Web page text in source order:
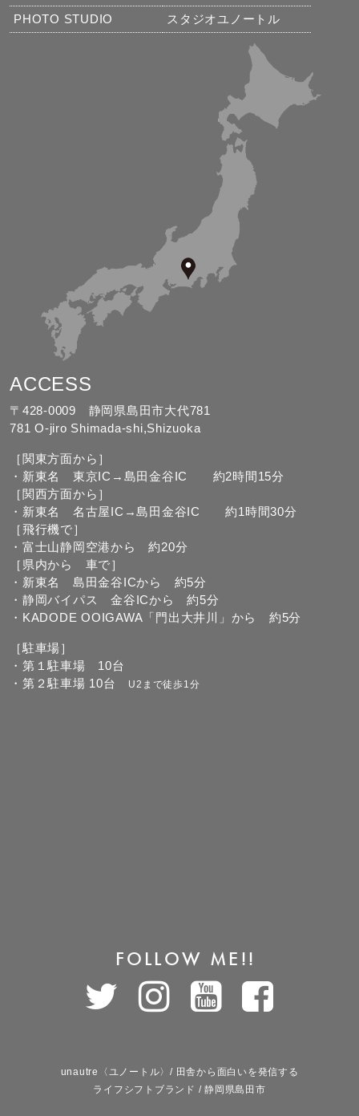
PHOTO STUDIO
スタジオユノートル
ACCESS
〒428-0009 静岡県島田市大代781
781 O-jiro Shimada-shi,Shizuoka
［関東方面から］
・新東名 東京IC→島田金谷IC 約2時間15分
［関西方面から］
・新東名 名古屋IC→島田金谷IC 約1時間30分
［飛行機で］
・富士山静岡空港から 約20分
［県内から 車で］
・新東名 島田金谷ICから 約5分
・静岡バイパス 金谷ICから 約5分
・KADODE OOIGAWA「門出大井川」から 約5分
［駐車場］
・第１駐車場 10台
・第２駐車場 10台
U2まで徒歩1分
FOLLOW ME!!
unautre〈ユノートル〉/ 田舎から面白いを発信する
ライフシフトブランド / 静岡県島田市